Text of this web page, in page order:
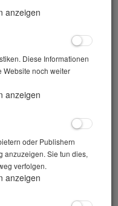
Festbeton
anzeigen
Diese Informationen
Website noch weiter
anzeigen
oder Publishern
anzuzeigen. Sie tun dies,
verfolgen.
anzeigen